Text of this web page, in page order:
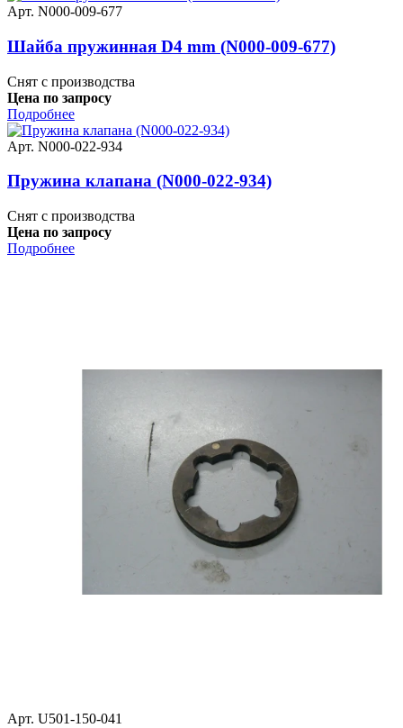
Арт. N000-009-677
Шайба пружинная D4 mm (N000-009-677)
Снят с производства
Цена по запросу
Подробнее
Арт. N000-022-934
Пружина клапана (N000-022-934)
Снят с производства
Цена по запросу
Подробнее
Арт. U501-150-041